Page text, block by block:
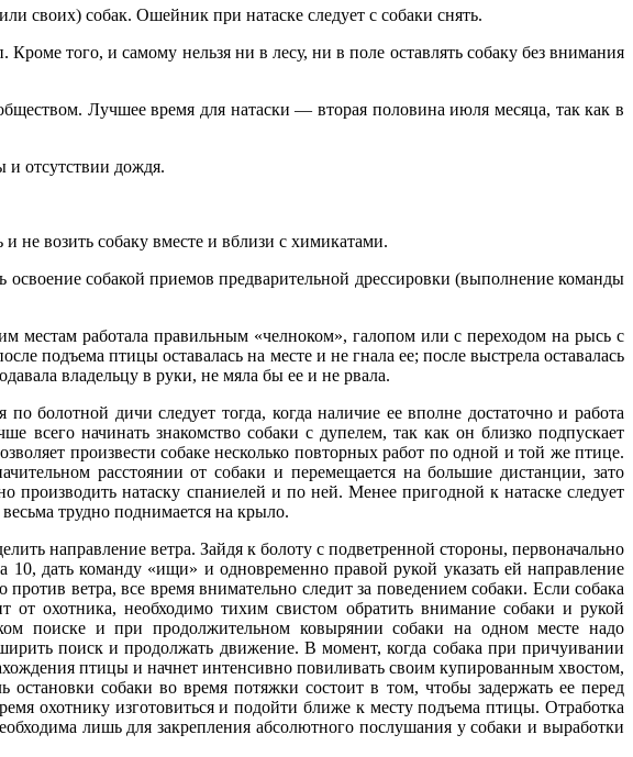
своих) собак. Ошейник при натаске следует с собаки снять.
того, и самому нельзя ни в лесу, ни в поле оставлять собаку без внимания
Лучшее время для натаски — вторая половина июля месяца, так как в
и отсутствии дождя.
не возить собаку вместе и вблизи с химикатами.
собакой приемов предварительной дрессировки (выполнение команды
местам работала правильным «челноком», галопом или с переходом на рысь с
подъема птицы оставалась на месте и не гнала ее; после выстрела оставалась
владельцу в руки, не мяла бы ее и не рвала.
болотной дичи следует тогда, когда наличие ее вполне достаточно и работа
всего начинать знакомство собаки с дупелем, так как он близко подпускает
произвести собаке несколько повторных работ по одной и той же птице.
расстоянии от собаки и перемещается на большие дистанции, зато
производить натаску спаниелей и по ней. Менее пригодной к натаске следует
трудно поднимается на крыло.
направление ветра. Зайдя к болоту с подветренной стороны, первоначально
10, дать команду «ищи» и одновременно правой рукой указать ей направление
ветра, все время внимательно следит за поведением собаки. Если собака
от охотника, необходимо тихим свистом обратить внимание собаки и рукой
поиске и при продолжительном ковырянии собаки на одном месте надо
поиск и продолжать движение. В момент, когда собака при причуивании
птицы и начнет интенсивно повиливать своим купированным хвостом,
собаки во время потяжки состоит в том, чтобы задержать ее перед
охотнику изготовиться и подойти ближе к месту подъема птицы. Отработка
лишь для закрепления абсолютного послушания у собаки и выработки